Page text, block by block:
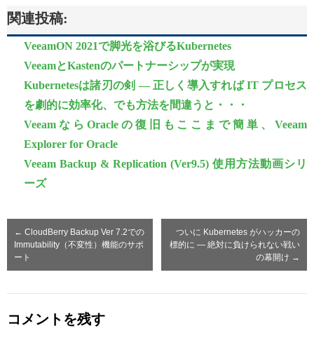
関連投稿:
VeeamON 2021で脚光を浴びるKubernetes
VeeamとKastenのパートナーシップが実現
Kubernetesは諸刃の剣 ― 正しく導入すれば IT プロセス
を劇的に効率化、でも方法を間違うと・・・
VeeamならOracleの復旧もここまで簡単、Veeam
Explorer for Oracle
Veeam Backup & Replication (Ver9.5) 使用方法動画シリ
ーズ
← CloudBerry Backup Ver 7.2での
Immutability（不変性）機能のサポ
ート
ついに Kubernetes がハッカーの
標的に ― 絶対に負けられない戦い
の幕開け →
コメントを残す